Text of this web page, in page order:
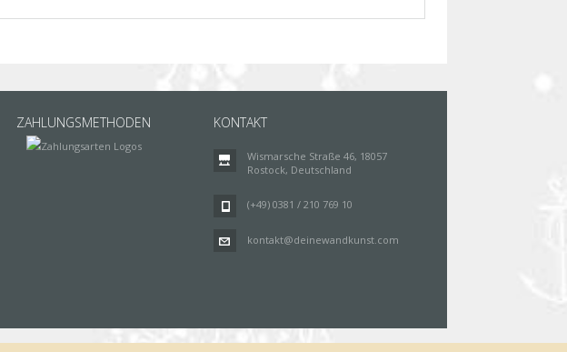
ZAHLUNGSMETHODEN KONTAKT
Wismarsche Straße 46, 18057
Rostock, Deutschland
(+49) 0381 / 210 769 10
kontakt@deinewandkunst.com